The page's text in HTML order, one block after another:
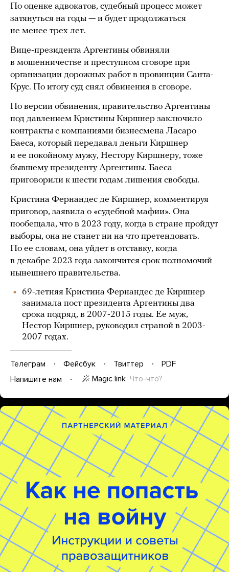
По оценке адвокатов, судебный процесс может
затянуться на годы — и будет продолжаться
не менее трех лет.
Вице-президента Аргентины обвиняли
в мошенничестве и преступном сговоре при
организации дорожных работ в провинции Санта-
Крус. По итогу суд снял обвинения в сговоре.
По версии обвинения, правительство Аргентины
под давлением Кристины Киршнер заключило
контракты с компаниями бизнесмена Ласаро
Баеса, который передавал деньги Киршнер
и ее покойному мужу, Нестору Киршнеру, тоже
бывшему президенту Аргентины. Баеса
приговорили к шести годам лишения свободы.
Кристина Фернандес де Киршнер, комментируя
приговор, заявила о «судебной мафии». Она
пообещала, что в 2023 году, когда в стране пройдут
выборы, она не станет ни на что претендовать.
По ее словам, она уйдет в отставку, когда
в декабре 2023 года закончится срок полномочий
нынешнего правительства.
69-летняя Кристина Фернандес де Киршнер
занимала пост президента Аргентины два
срока подряд, в 2007-2015 годы. Ее муж,
Нестор Киршнер, руководил страной в 2003-
2007 годах.
Телеграм Фейсбук Твиттер
PDF
Напишите нам
Magic link Что-что?